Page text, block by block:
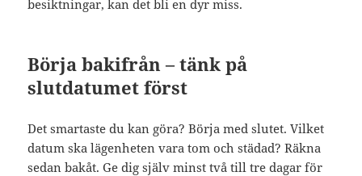
besiktningar, kan det bli en dyr miss.
Börja bakifrån – tänk på
slutdatumet först
Det smartaste du kan göra? Börja med slutet. Vilket
datum ska lägenheten vara tom och städad? Räkna
sedan bakåt. Ge dig själv minst två till tre dagar för